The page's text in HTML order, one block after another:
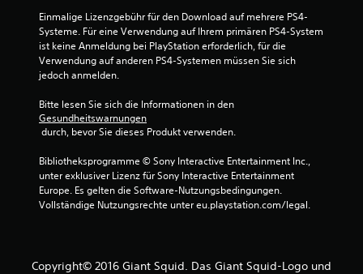
Einmalige Lizenzgebühr für den Download auf mehrere PS4-
Systeme. Für eine Verwendung auf Ihrem primären PS4-System
ist keine Anmeldung bei PlayStation erforderlich, für die
Verwendung auf anderen PS4-Systemen müssen Sie sich
jedoch anmelden.
Bitte lesen Sie sich die Informationen in den
Gesundheitswarnungen
durch, bevor Sie dieses Produkt verwenden.
Bibliotheksprogramme © Sony Interactive Entertainment Inc.,
unter exklusiver Lizenz für Sony Interactive Entertainment
Europe. Es gelten die Software-Nutzungsbedingungen.
Vollständige Nutzungsrechte unter eu.playstation.com/legal.
Copyright© 2016 Giant Squid. Das Giant Squid-Logo und